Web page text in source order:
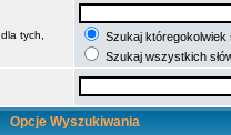
dla tych,
Szukaj któregokolwiek
Szukaj wszystkich
Opcje Wyszukiwania